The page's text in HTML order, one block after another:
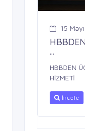
15
...
HBBDEN
HİZMETİ
İncele